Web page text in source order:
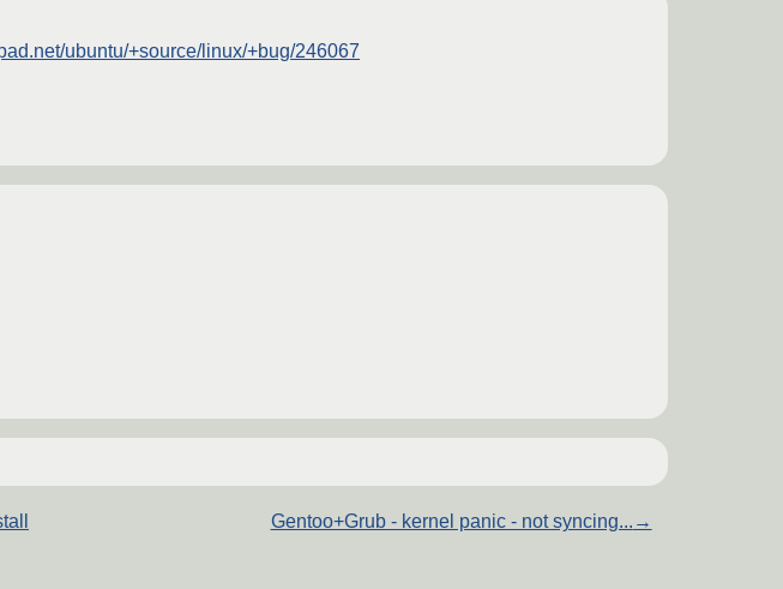
ubuntu/+source/linux/+bug/246067
Gentoo+Grub - kernel panic - not syncing... →